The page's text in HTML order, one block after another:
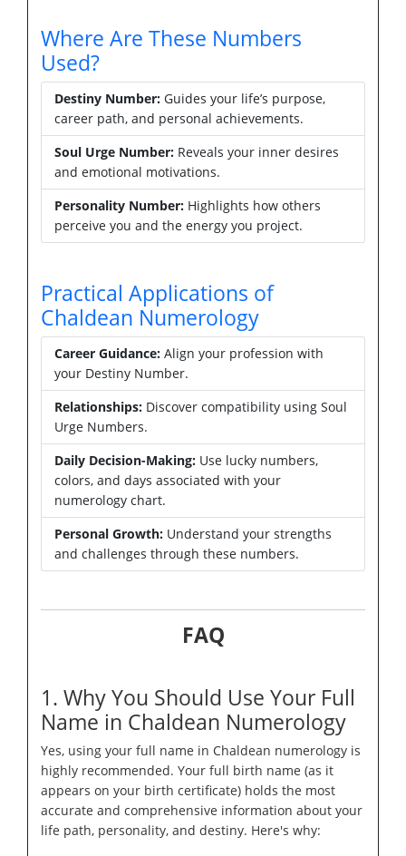
Where Are These Numbers
Used?
Destiny Number: Guides your life’s purpose,
career path, and personal achievements.
Soul Urge Number: Reveals your inner desires
and emotional motivations.
Personality Number: Highlights how others
perceive you and the energy you project.
Practical Applications of
Chaldean Numerology
Career Guidance: Align your profession with
your Destiny Number.
Relationships: Discover compatibility using Soul
Urge Numbers.
Daily Decision-Making: Use lucky numbers,
colors, and days associated with your
numerology chart.
Personal Growth: Understand your strengths
and challenges through these numbers.
FAQ
1. Why You Should Use Your Full
Name in Chaldean Numerology
Yes, using your full name in Chaldean numerology is
highly recommended. Your full birth name (as it
appears on your birth certificate) holds the most
accurate and comprehensive information about your
life path, personality, and destiny. Here's why: